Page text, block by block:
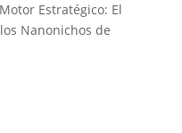
Estratégico: El
Nanonichos de